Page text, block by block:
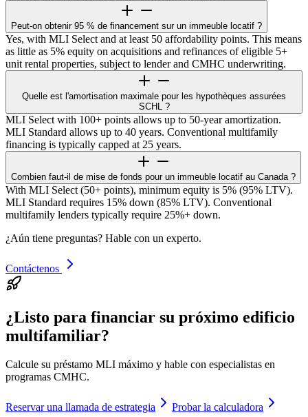
Peut-on obtenir 95 % de financement sur un immeuble locatif ?
Yes, with MLI Select and at least 50 affordability points. This means
as little as 5% equity on acquisitions and refinances of eligible 5+
unit rental properties, subject to lender and CMHC underwriting.
Quelle est l'amortisation maximale pour les hypothèques assurées
SCHL ?
MLI Select with 100+ points allows up to 50-year amortization.
MLI Standard allows up to 40 years. Conventional multifamily
financing is typically capped at 25 years.
Combien faut-il de mise de fonds pour un immeuble locatif au Canada ?
With MLI Select (50+ points), minimum equity is 5% (95% LTV).
MLI Standard requires 15% down (85% LTV). Conventional
multifamily lenders typically require 25%+ down.
¿Aún tiene preguntas? Hable con un experto.
Contáctenos
¿Listo para financiar su próximo edificio
multifamiliar?
Calcule su préstamo MLI máximo y hable con especialistas en
programas CMHC.
Reservar una llamada de estrategia Probar la calculadora